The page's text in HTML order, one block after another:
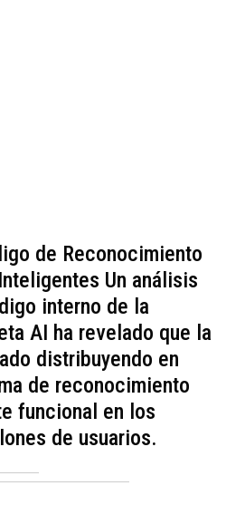
de Reconocimiento
Un análisis
interno de la
AI ha revelado que la
distribuyendo en
de reconocimiento
funcional en los
de usuarios.